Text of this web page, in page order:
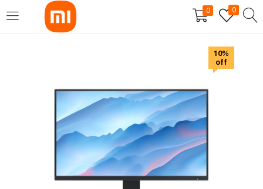
0 0
S'INSCRIRE
Entrez votre nom d'utilisateur et mot de passe pour vous
Se souvenir de moi Mot de passe perdu?
10%
off